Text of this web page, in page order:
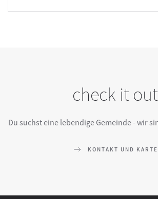
check it out
Du suchst eine lebendige Gemeinde - wir
KONTAKT UND KARTE